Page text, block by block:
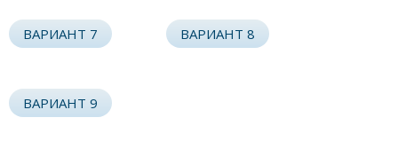
ВАРИАНТ 7 ВАРИАНТ 8
ВАРИАНТ 9